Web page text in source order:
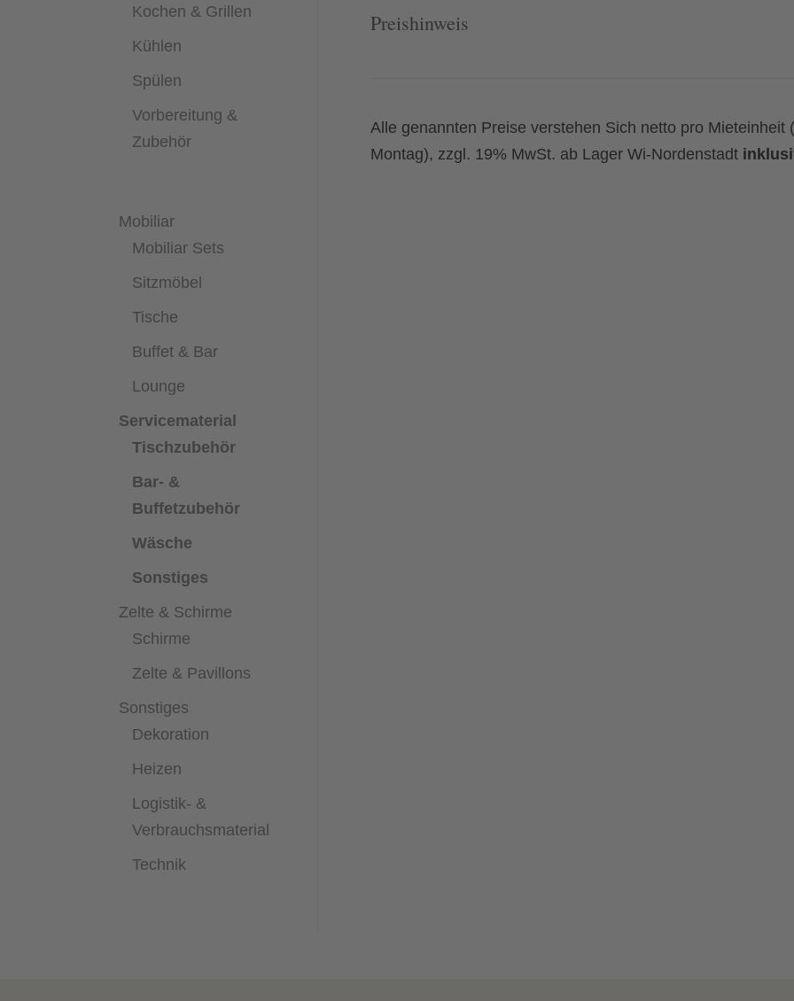
Kochen & Grillen
Kühlen
Spülen
Vorbereitung &
Zubehör
Mobiliar
Mobiliar Sets
Sitzmöbel
Tische
Buffet & Bar
Lounge
Servicematerial
Tischzubehör
Bar- &
Buffetzubehör
Wäsche
Sonstiges
Zelte & Schirme
Schirme
Zelte & Pavillons
Sonstiges
Dekoration
Heizen
Logistik- &
Verbrauchsmaterial
Technik
Preishinweis
Alle genannten Preise verstehen Sich netto pro Mieteinheit
Montag), zzgl. 19% MwSt. ab Lager Wi-Nordenstadt